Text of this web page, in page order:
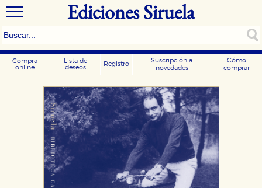
Ediciones Siruela
Compra
online
Lista de
deseos
Registro
Suscripción a
novedades
Cómo
comprar